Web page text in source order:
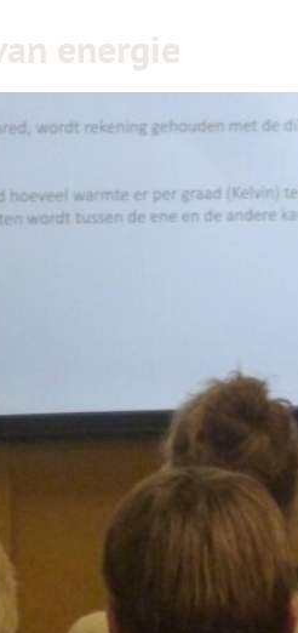
energie